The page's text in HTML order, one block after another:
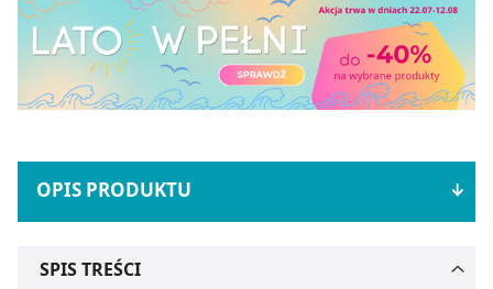
OPIS PRODUKTU
SPIS TREŚCI